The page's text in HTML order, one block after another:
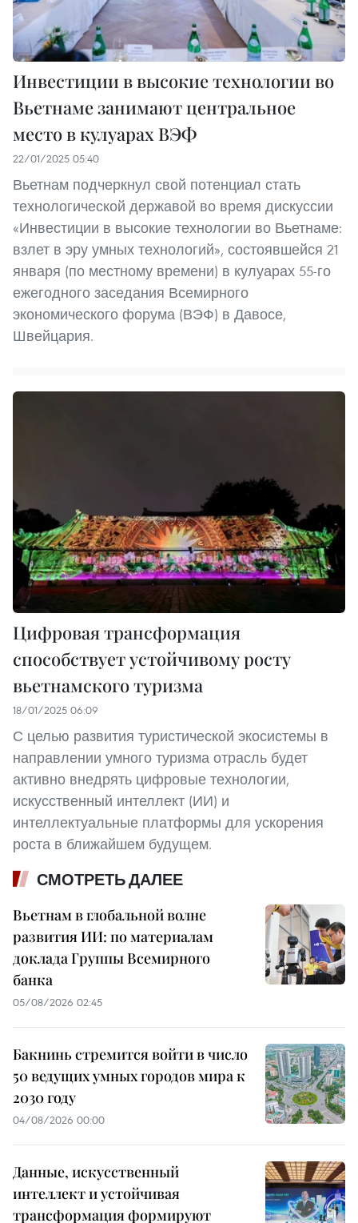
Инвестиции в высокие технологии во
Вьетнаме занимают центральное
место в кулуарах ВЭФ
22/01/2025 05:40
Вьетнам подчеркнул свой потенциал стать
технологической державой во время дискуссии
«Инвестиции в высокие технологии во Вьетнаме:
взлет в эру умных технологий», состоявшейся 21
января (по местному времени) в кулуарах 55-го
ежегодного заседания Всемирного
экономического форума (ВЭФ) в Давосе,
Швейцария.
Цифровая трансформация
способствует устойчивому росту
вьетнамского туризма
18/01/2025 06:09
С целью развития туристической экосистемы в
направлении умного туризма отрасль будет
активно внедрять цифровые технологии,
искусственный интеллект (ИИ) и
интеллектуальные платформы для ускорения
роста в ближайшем будущем.
СМОТРЕТЬ ДАЛЕЕ
Вьетнам в глобальной волне
развития ИИ: по материалам
доклада Группы Всемирного
банка
05/08/2026 02:45
Бакнинь стремится войти в число
50 ведущих умных городов мира к
2030 году
04/08/2026 00:00
Данные, искусственный
интеллект и устойчивая
трансформация формируют